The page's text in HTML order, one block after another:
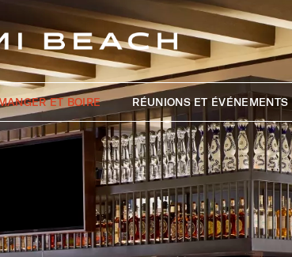
ET BOIRE RÉUNIONS ET ÉVÉNEMENTS